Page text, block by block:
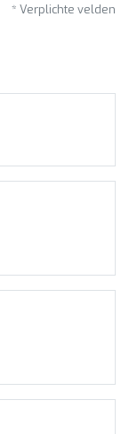
* Verplichte velden